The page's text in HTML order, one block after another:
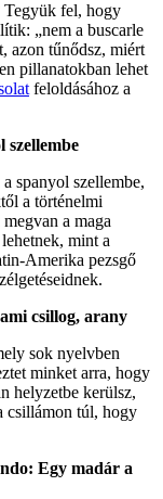
Tegyük fel, hogy
„nem a buscarle
azon tűnődsz, miért
pillanatokban lehet
feloldásához a
szellembe
spanyol szellembe,
a történelmi
a maga
mint a
Amerika pezsgő
csillog, arany
sok nyelvben
minket arra, hogy
helyzetbe kerülsz,
csillámon túl, hogy
Egy madár a